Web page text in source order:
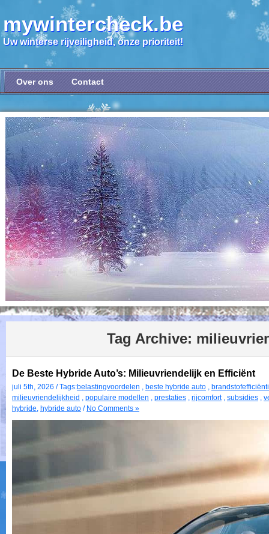
mywintercheck.be
Uw winterse rijveiligheid, onze prioriteit!
Over ons Contact
Tag Archive:
De Beste Hybride Auto’s: Milieuvriendelijk en Efficiënt
juli 5th, 2026 / Tags:belastingvoordelen , beste hybride auto ,
milieuvriendelijkheid , populaire modellen , prestaties , rijcomfort, subsidies ,
hybride, hybride auto / No Comments »